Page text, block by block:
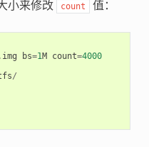
小来修改 count 值：
. img bs=1M count=4000
/